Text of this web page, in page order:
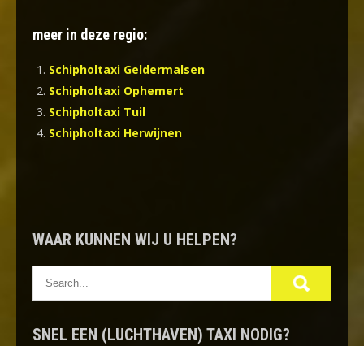
meer in deze regio:
Schipholtaxi Geldermalsen
Schipholtaxi Ophemert
Schipholtaxi Tuil
Schipholtaxi Herwijnen
WAAR KUNNEN WIJ U HELPEN?
SNEL EEN (LUCHTHAVEN) TAXI NODIG?